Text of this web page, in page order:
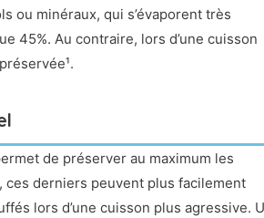
ou minéraux, qui s’évaporent très
45%. Au contraire, lors d’une cuisson
de préserver au maximum les
derniers peuvent plus facilement
lors d’une cuisson plus agressive.